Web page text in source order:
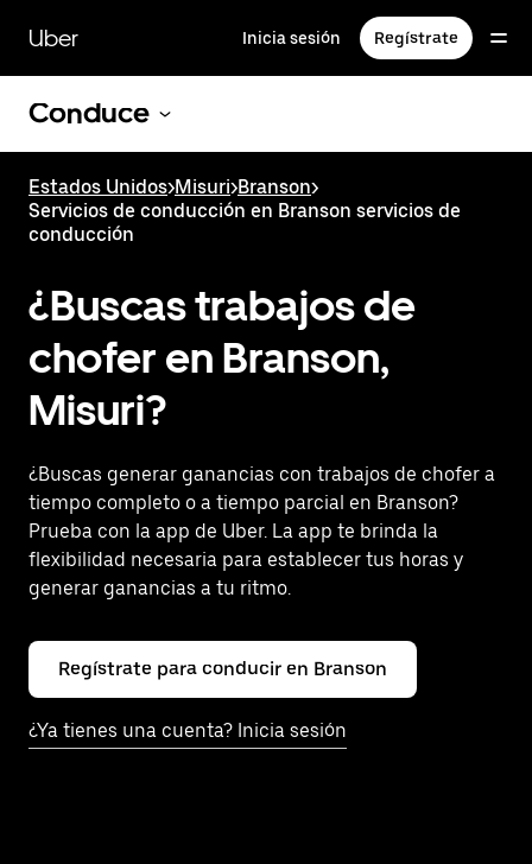
contenido
principal
Uber Inicia sesión Regístrate
Conduce
Estados Unidos>Misuri>Branson>
Servicios de conducción en Branson servicios de
conducción
¿Buscas trabajos de
chofer en Branson,
Misuri?
¿Buscas generar ganancias con trabajos de chofer a
tiempo completo o a tiempo parcial en Branson?
Prueba con la app de Uber. La app te brinda la
flexibilidad necesaria para establecer tus horas y
generar ganancias a tu ritmo.
Regístrate para conducir en Branson
¿Ya tienes una cuenta? Inicia sesión